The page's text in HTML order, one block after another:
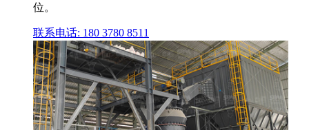
位。
联系电话: 180 3780 8511